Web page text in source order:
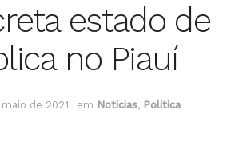
estado de
no Piauí
maio de 2021 em Notícias, Política